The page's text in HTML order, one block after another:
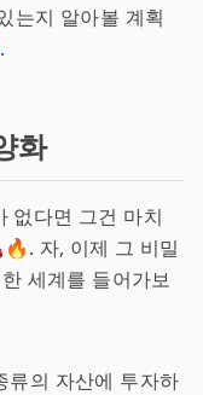
는지 알아볼 계획
화
없다면 그건 마치
자, 이제 그 비밀
세계를 들어가보
류의 자산에 투자하